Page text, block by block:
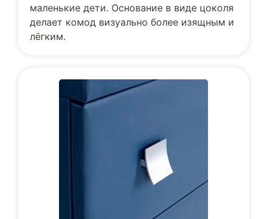
маленькие дети. Основание в виде цоколя
делает комод визуально более изящным и
лёгким.